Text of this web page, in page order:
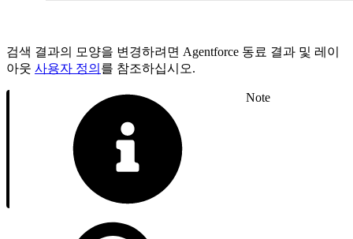
검색 결과의 모양을 변경하려면 Agentforce 동료 결과 및 레이
아웃 사용자 정의 를 참조하십시오.
Note